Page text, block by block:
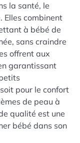
la santé, le
Elles combinent
à bébé de
sans craindre
offrent aux
garantissant
pour le confort
de peau à
qualité est une
bébé dans son